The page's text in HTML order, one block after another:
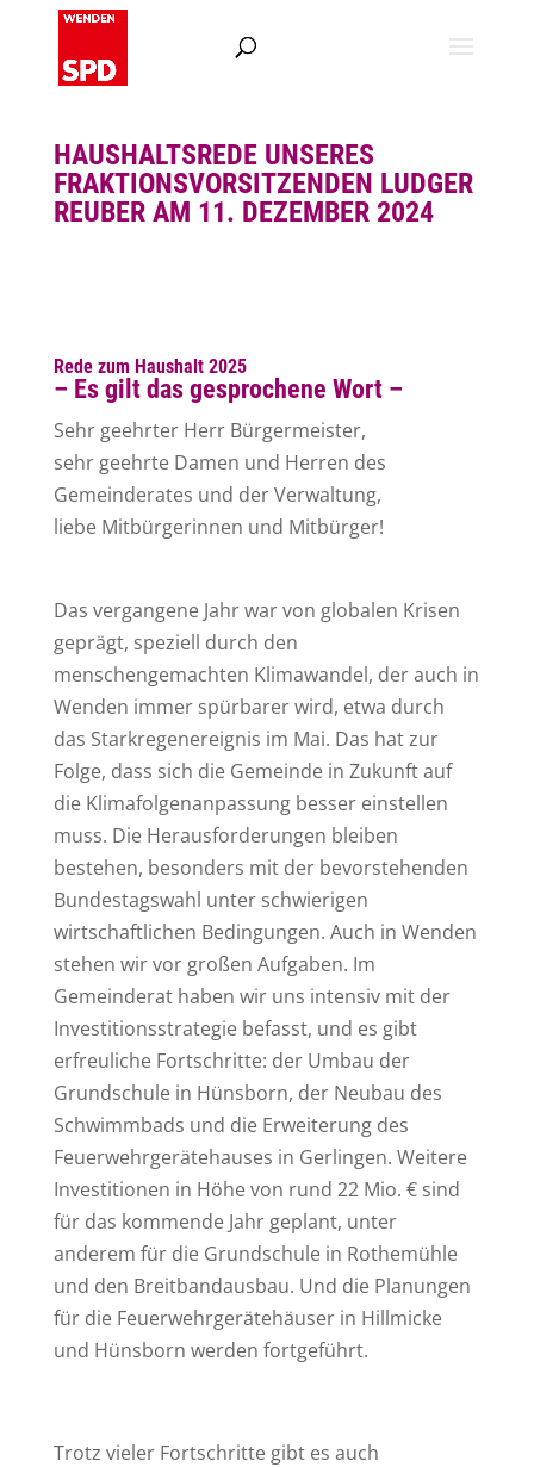
HAUSHALTSREDE UNSERES
FRAKTIONSVORSITZENDEN LUDGER
REUBER AM 11. DEZEMBER 2024
Rede zum Haushalt 2025
– Es gilt das gesprochene Wort –
Sehr geehrter Herr Bürgermeister,
sehr geehrte Damen und Herren des
Gemeinderates und der Verwaltung,
liebe Mitbürgerinnen und Mitbürger!
Das vergangene Jahr war von globalen Krisen
geprägt, speziell durch den
menschengemachten Klimawandel, der auch in
Wenden immer spürbarer wird, etwa durch
das Starkregenereignis im Mai. Das hat zur
Folge, dass sich die Gemeinde in Zukunft auf
die Klimafolgenanpassung besser einstellen
muss. Die Herausforderungen bleiben
bestehen, besonders mit der bevorstehenden
Bundestagswahl unter schwierigen
wirtschaftlichen Bedingungen. Auch in Wenden
stehen wir vor großen Aufgaben. Im
Gemeinderat haben wir uns intensiv mit der
Investitionsstrategie befasst, und es gibt
erfreuliche Fortschritte: der Umbau der
Grundschule in Hünsborn, der Neubau des
Schwimmbads und die Erweiterung des
Feuerwehrgerätehauses in Gerlingen. Weitere
Investitionen in Höhe von rund 22 Mio. € sind
für das kommende Jahr geplant, unter
anderem für die Grundschule in Rothemühle
und den Breitbandausbau. Und die Planungen
für die Feuerwehrgerätehäuser in Hillmicke
und Hünsborn werden fortgeführt.
Trotz vieler Fortschritte gibt es auch